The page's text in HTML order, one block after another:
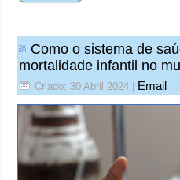
Como o sistema de
mortalidade infantil no
Criado: 30 Abril 2024 Email